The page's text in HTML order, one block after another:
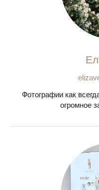
Фотографии как
огромное